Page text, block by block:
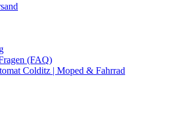
(FAQ)
Colditz | Moped & Fahrrad